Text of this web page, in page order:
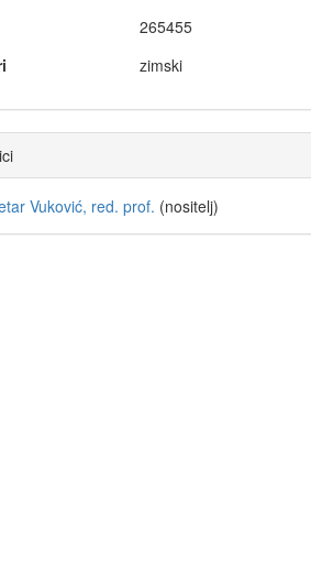
265455
zimski
Vuković, red. prof. (nositelj)